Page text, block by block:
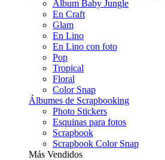
Álbum Baby Jungle
En Craft
Glam
En Lino
En Lino con foto
Pop
Tropical
Floral
Color Snap
Álbumes de Scrapbooking
Photo Stickers
Esquinas para fotos
Scrapbook
Scrapbook Color Snap
Más Vendidos